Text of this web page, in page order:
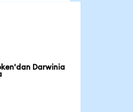
Darwinia